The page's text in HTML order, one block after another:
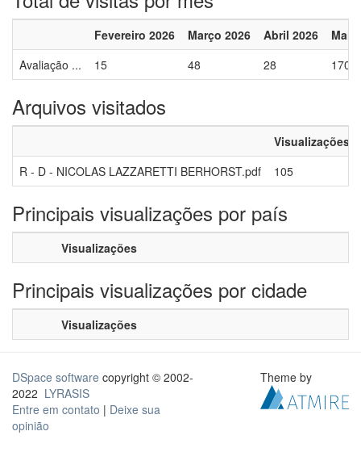
Fevereiro 2026 Março 2026 Abril 2026
Maio
Avaliação ...
15 48 28 170
Arquivos visitados
Visualizações
R - D - NICOLAS LAZZARETTI BERHORST.pdf
105
Principais visualizações por país
Visualizações
Principais visualizações por cidade
Visualizações
DSpace software copyright © 2002-
2022 LYRASIS
Entre em contato | Deixe sua
opinião
Theme by